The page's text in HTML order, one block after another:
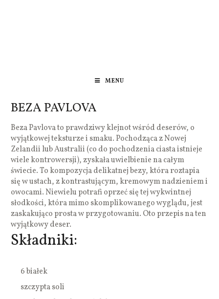
MENU
BEZA PAVLOVA
Beza Pavlova to prawdziwy klejnot wśród deserów, o
wyjątkowej teksturze i smaku. Pochodząca z Nowej
Zelandii lub Australii (co do pochodzenia ciasta istnieje
wiele kontrowersji), zyskała uwielbienie na całym
świecie. To kompozycja delikatnej bezy, która roztapia
się w ustach, z kontrastującym, kremowym nadzieniem i
owocami. Niewielu potrafi oprzeć się tej wykwintnej
słodkości, która mimo skomplikowanego wyglądu, jest
zaskakująco prosta w przygotowaniu. Oto przepis na ten
wyjątkowy deser.
Składniki:
6 białek
szczypta soli